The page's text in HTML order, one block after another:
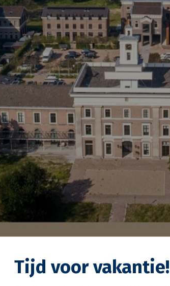
Tijd voor vakantie!